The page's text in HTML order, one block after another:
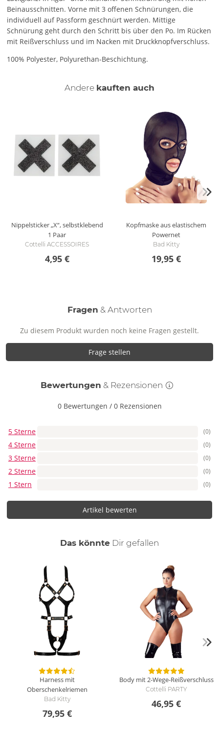
Beinausschnitten. Vorne mit 3 offenen Schnürungen, die
individuell auf Passform geschnürt werden. Mittige
Schnürung geht durch den Schritt bis über den Po. Im Rücken
mit Reißverschluss und im Nacken mit Druckknopfverschluss.
100% Polyester, Polyurethan-Beschichtung.
Andere kauften auch
Nippelsticker „X“, selbstklebend
1 Paar
Cottelli ACCESSOIRES
4,95 €
Kopfmaske aus elastischem
Powernet
Bad Kitty
19,95 €
Fragen & Antworten
Zu diesem Produkt wurden noch keine Fragen gestellt.
Frage stellen
Bewertungen & Rezensionen
0 Bewertungen / 0 Rezensionen
5 Sterne (0)
4 Sterne (0)
3 Sterne (0)
2 Sterne (0)
1 Stern (0)
Artikel bewerten
Das könnte Dir auch
gefallen
Harness mit
Oberschenkelriemen
Bad Kitty
79,95 €
Body mit 2-Wege-Reißverschluss
Cottelli PARTY
46,95 €